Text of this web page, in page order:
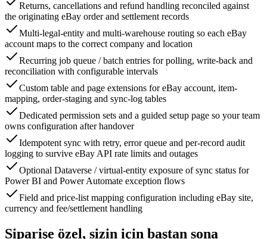
Returns, cancellations and refund handling reconciled against
the originating eBay order and settlement records
Multi-legal-entity and multi-warehouse routing so each eBay
account maps to the correct company and location
Recurring job queue / batch entries for polling, write-back and
reconciliation with configurable intervals
Custom table and page extensions for eBay account, item-
mapping, order-staging and sync-log tables
Dedicated permission sets and a guided setup page so your team
owns configuration after handover
Idempotent sync with retry, error queue and per-record audit
logging to survive eBay API rate limits and outages
Optional Dataverse / virtual-entity exposure of sync status for
Power BI and Power Automate exception flows
Field and price-list mapping configuration including eBay site,
currency and fee/settlement handling
Siparişe özel, sizin için baştan sona